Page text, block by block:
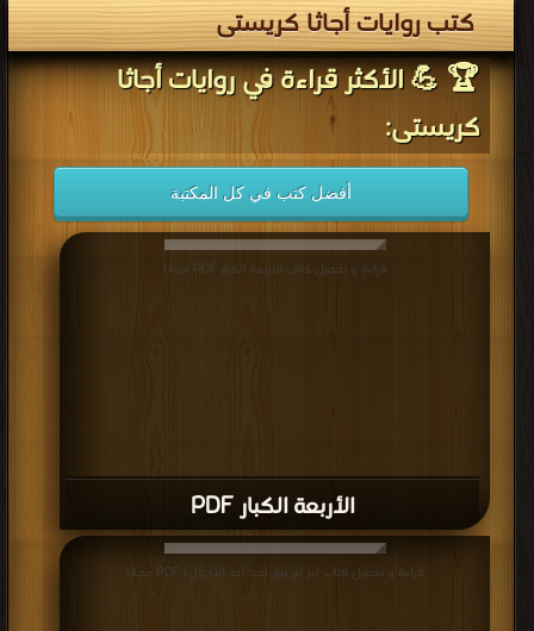
كتب روايات أجاثا كريستى
🏆 💪 الأكثر قراءة في روايات أجاثا
كريستى:
أفضل كتب في كل المكتبة
الأربعة الكبار PDF
قراءة و تحميل كتاب الأربعة الكبار PDF مجانا
قراءة و تحميل كتاب ثم لم يبق أحد (ط. الأجيال) PDF مجانا